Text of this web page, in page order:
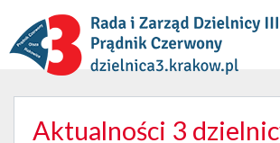
Aktualności 3